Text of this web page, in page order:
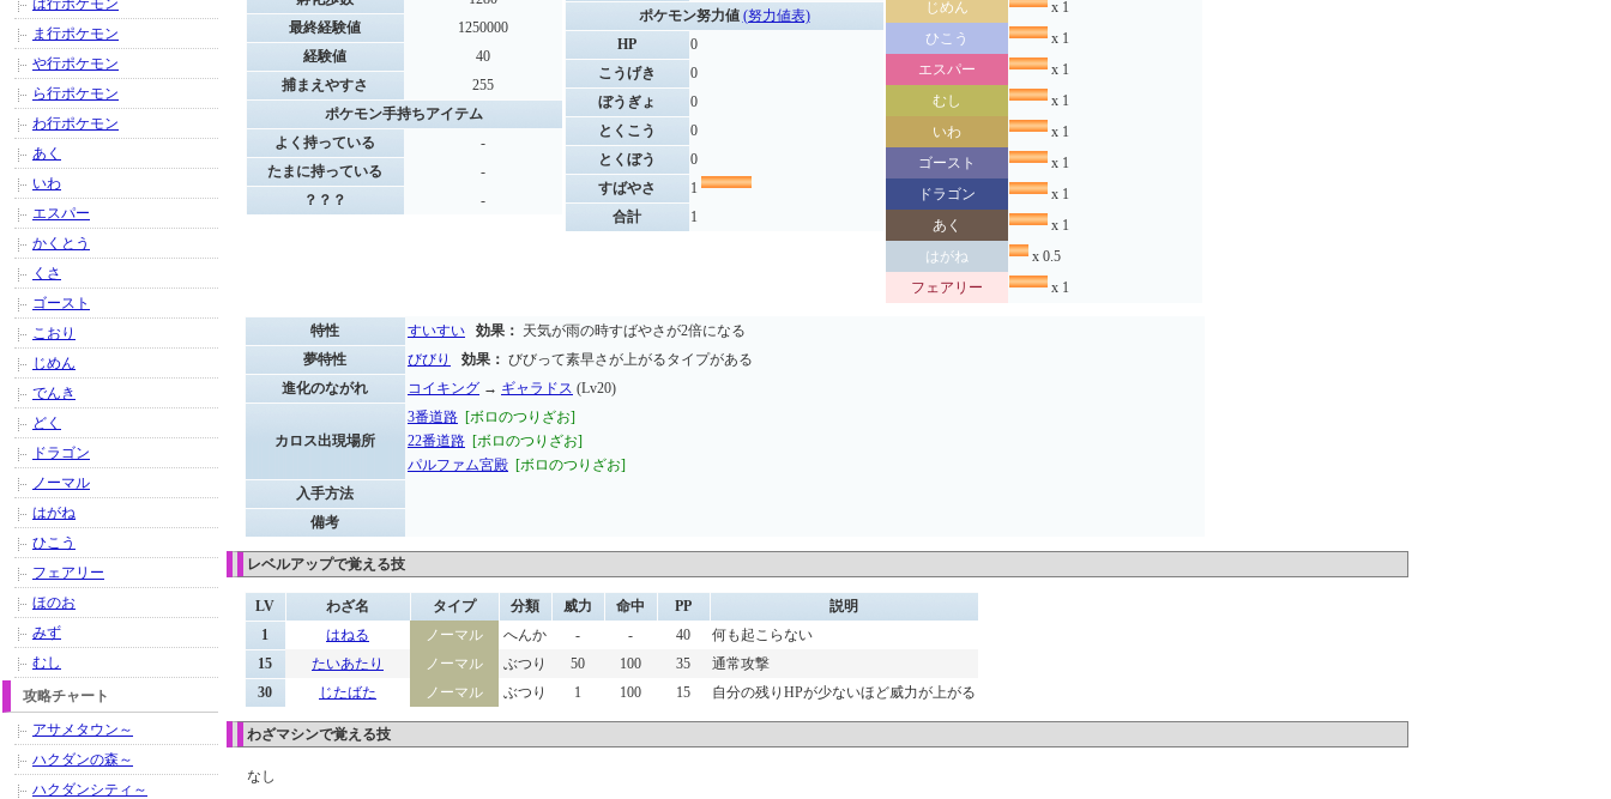
最終経験値
1250000
経験値
40
捕まえやすさ
255
ポケモン手持ちアイテム
よく持っている
-
たまに持っている
-
？？？
-
ポケモン努力値 (努力値表)
HP
0
こうげき
0
ぼうぎょ
0
とくこう
0
とくぼう
0
すばやさ
1
合計
1
じめん
x 1
ひこう
x 1
エスパー
x 1
むし
x 1
いわ
x 1
ゴースト
x 1
ドラゴン
x 1
あく
x 1
はがね
x 0.5
フェアリー
x 1
特性 すいすい 効果： 天気が雨の時すばやさが2倍になる
夢特性
びびり 効果： びびって素早さが上がるタイプがある
進化のながれ
コイキング → ギャラドス (Lv20)
カロス出現場所
3番道路 [ボロのつりざお]
22番道路 [ボロのつりざお]
パルファム宮殿 [ボロのつりざお]
入手方法
備考
レベルアップで覚える技
LV わざ名 タイプ 分類 威力 命中 PP
説明
1
はねる ノーマル へんか - - 40
何も起こらない
15
たいあたり ノーマル ぶつり 50 100 35
通常攻撃
30
じたばた ノーマル ぶつり 1 100 15 自分の残りHPが少ないほど威力が上がる
わざマシンで覚える技
なし
は行ポケモン
ま行ポケモン
や行ポケモン
ら行ポケモン
わ行ポケモン
あく
いわ
エスパー
かくとう
くさ
ゴースト
こおり
じめん
でんき
どく
ドラゴン
ノーマル
はがね
ひこう
フェアリー
ほのお
みず
むし
攻略チャート
アサメタウン～
ハクダンの森～
ハクダンシティ～